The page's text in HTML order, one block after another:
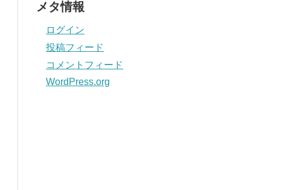
メタ情報
ログイン
投稿フィード
コメントフィード
WordPress.org